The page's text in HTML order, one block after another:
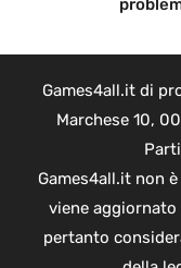
Games4all.it di
Marchese 10,
Games4all.it non
viene aggiornato
pertanto